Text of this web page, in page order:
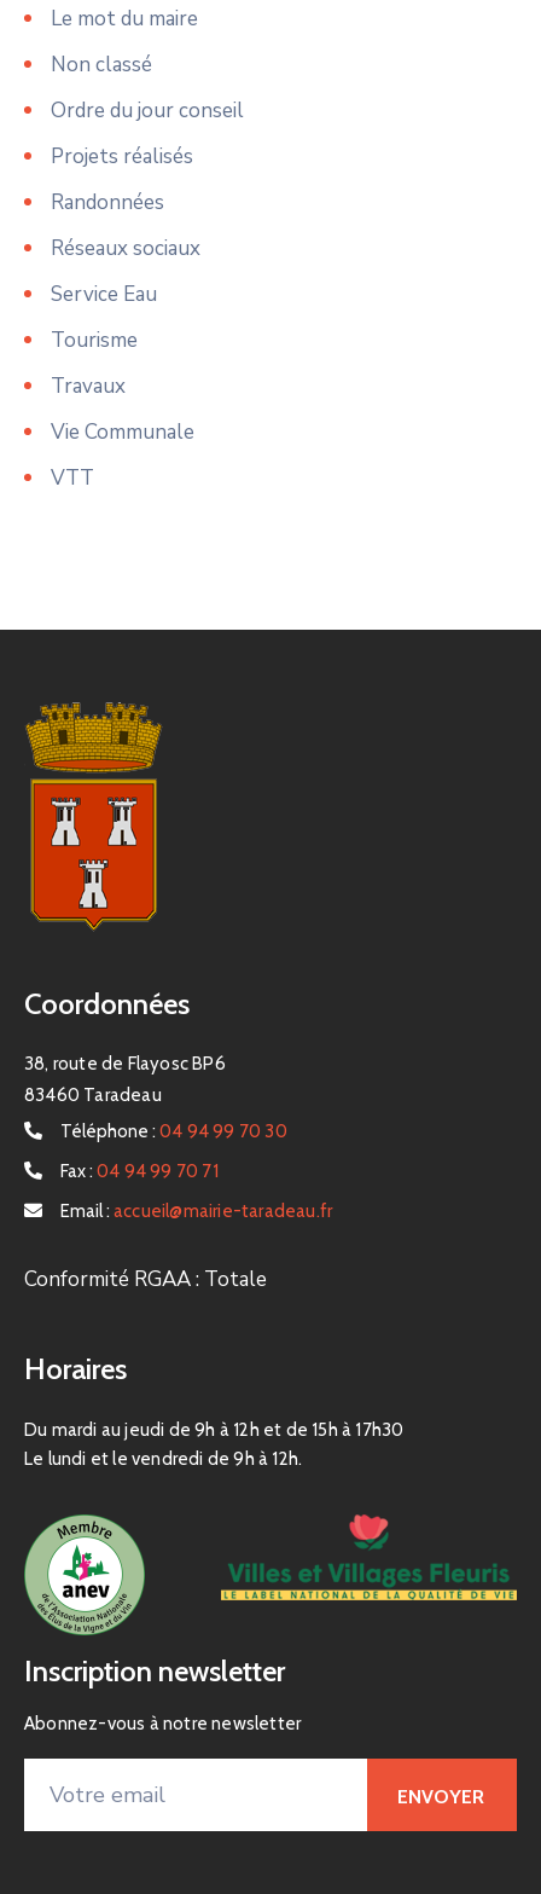
Le mot du maire
Non classé
Ordre du jour conseil
Projets réalisés
Randonnées
Réseaux sociaux
Service Eau
Tourisme
Travaux
Vie Communale
VTT
Coordonnées
38, route de Flayosc BP6
83460 Taradeau
Téléphone : 04 94 99 70 30
Fax : 04 94 99 70 71
Email : accueil@mairie-taradeau.fr
Conformité RGAA : Totale
Horaires
Du mardi au jeudi de 9h à 12h et de 15h à 17h30
Le lundi et le vendredi de 9h à 12h.
Inscription newsletter
Abonnez-vous à notre newsletter